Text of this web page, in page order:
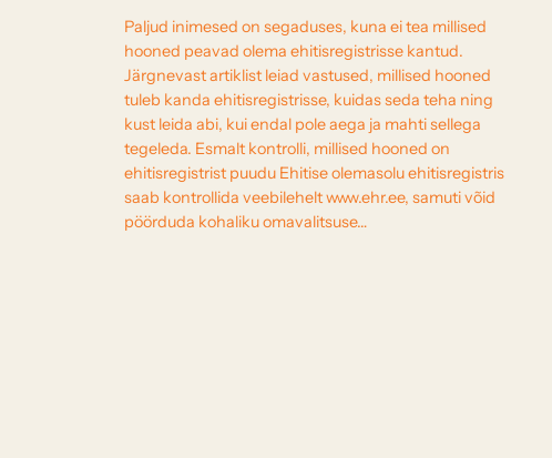
Paljud inimesed on segaduses, kuna ei tea millised
hooned peavad olema ehitisregistrisse kantud.
Järgnevast artiklist leiad vastused, millised hooned
tuleb kanda ehitisregistrisse, kuidas seda teha ning
kust leida abi, kui endal pole aega ja mahti sellega
tegeleda. Esmalt kontrolli, millised hooned on
ehitisregistrist puudu Ehitise olemasolu ehitisregistris
saab kontrollida veebilehelt www.ehr.ee, samuti võid
pöörduda kohaliku omavalitsuse…